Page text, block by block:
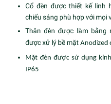
Cổ đèn được thiết kế linh
chiếu sáng phù hợp với mọi
Thân đèn được làm bằng
được xử lý bề mặt Anodized
Mặt đèn được sử dụng
IP65